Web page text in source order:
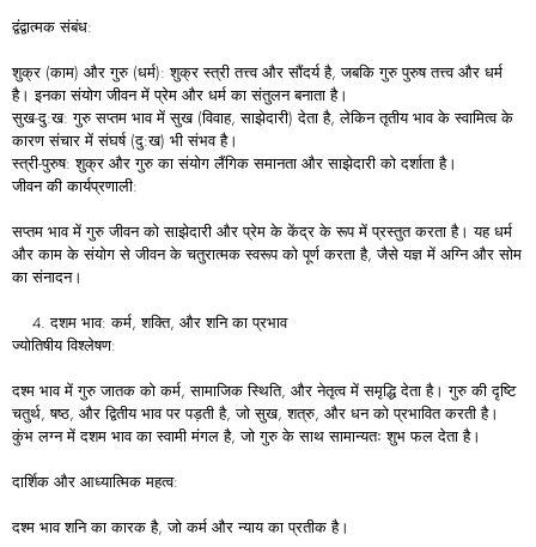
द्वंद्वात्मक संबंध:
शुक्र (काम) और गुरु (धर्म): शुक्र स्त्री तत्त्व और सौंदर्य है, जबकि गुरु पुरुष तत्त्व और धर्म
है। इनका संयोग जीवन में प्रेम और धर्म का संतुलन बनाता है।
सुख-दु:ख: गुरु सप्तम भाव में सुख (विवाह, साझेदारी) देता है, लेकिन तृतीय भाव के स्वामित्व के
कारण संचार में संघर्ष (दु:ख) भी संभव है।
स्त्री-पुरुष: शुक्र और गुरु का संयोग लैंगिक समानता और साझेदारी को दर्शाता है।
जीवन की कार्यप्रणाली:
सप्तम भाव में गुरु जीवन को साझेदारी और प्रेम के केंद्र के रूप में प्रस्तुत करता है। यह धर्म
और काम के संयोग से जीवन के चतुरात्मक स्वरूप को पूर्ण करता है, जैसे यज्ञ में अग्नि और सोम
का संनादन।
दशम भाव: कर्म, शक्ति, और शनि का प्रभाव
ज्योतिषीय विश्लेषण:
दश्म भाव में गुरु जातक को कर्म, सामाजिक स्थिति, और नेतृत्व में समृद्धि देता है। गुरु की दृष्टि
चतुर्थ, षष्ठ, और द्वितीय भाव पर पड़ती है, जो सुख, शत्रु, और धन को प्रभावित करती है।
कुंभ लग्न में दशम भाव का स्वामी मंगल है, जो गुरु के साथ सामान्यतः शुभ फल देता है।
दार्शिक और आध्यात्मिक महत्व:
दश्म भाव शनि का कारक है, जो कर्म और न्याय का प्रतीक है।